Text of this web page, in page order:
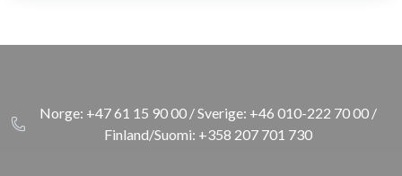
Norge: +47 61 15 90 00 / Sverige: +46 010-222 70 00 /
Finland/Suomi: +358 207 701 730